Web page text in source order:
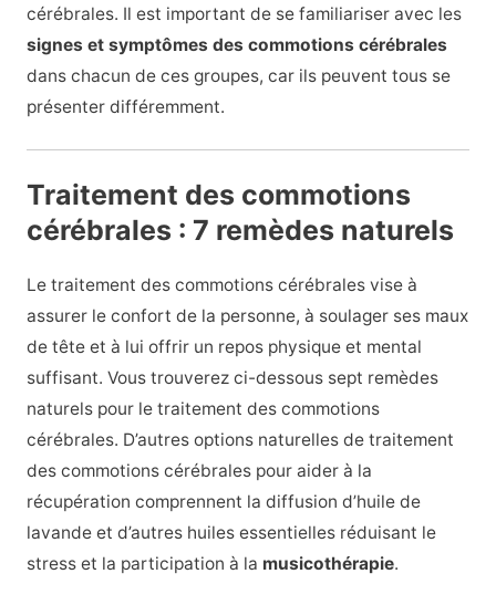
cérébrales. Il est important de se familiariser avec les
signes et symptômes des commotions cérébrales
dans chacun de ces groupes, car ils peuvent tous se
présenter différemment.
Traitement des commotions
cérébrales : 7 remèdes naturels
Le traitement des commotions cérébrales vise à
assurer le confort de la personne, à soulager ses maux
de tête et à lui offrir un repos physique et mental
suffisant. Vous trouverez ci-dessous sept remèdes
naturels pour le traitement des commotions
cérébrales. D’autres options naturelles de traitement
des commotions cérébrales pour aider à la
récupération comprennent la diffusion d’huile de
lavande et d’autres huiles essentielles réduisant le
stress et la participation à la musicothérapie.